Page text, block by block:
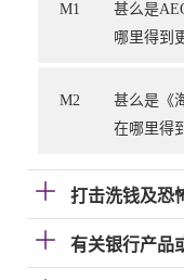
M1
甚么是
哪里得到
M2
甚么是《
在哪里得
打击洗钱及恐
有关银行产品